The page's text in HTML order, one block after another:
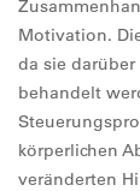
Motivation.
da sie
behandelt
körperlichen
veränderten